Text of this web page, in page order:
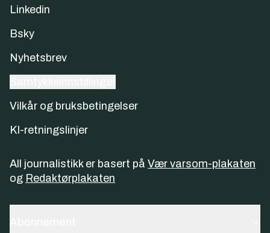
Linkedin
Bsky
Nyhetsbrev
Vilkår og bruksbetingelser
KI-retningslinjer
All journalistikk er basert på Vær varsom-plakaten
og Redaktørplakaten